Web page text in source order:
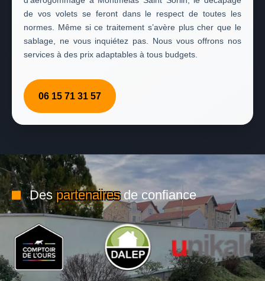
de vos volets se feront dans le respect de toutes les
normes. Même si ce traitement s’avère plus cher que le
sablage, ne vous inquiétez pas. Nous vous offrons nos
services à des prix adaptables à tous budgets.
06 15 71 31 57
Despartenairesde confiance